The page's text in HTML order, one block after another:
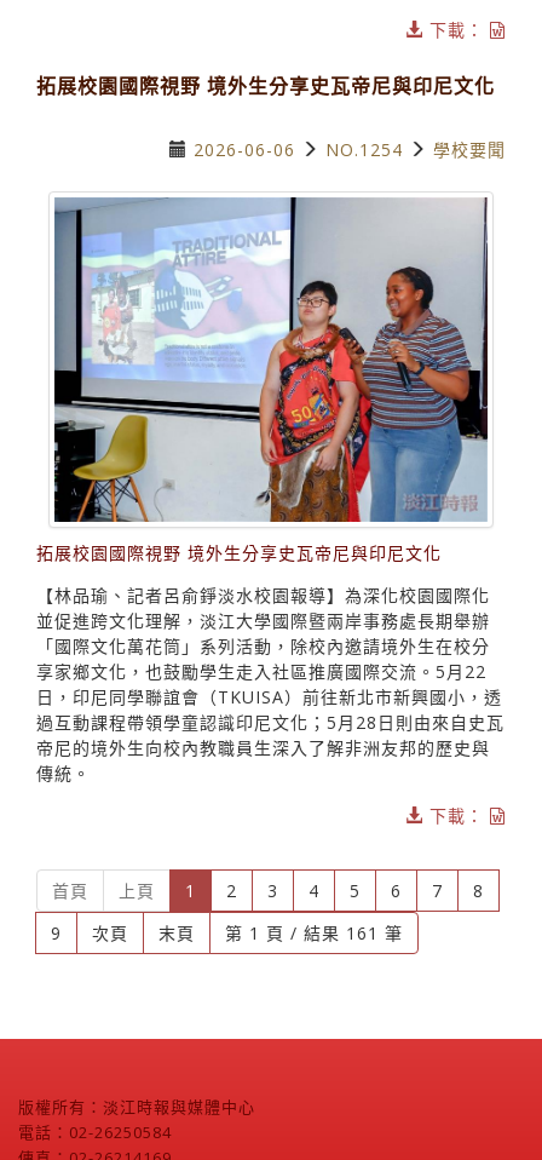
下載：
拓展校園國際視野 境外生分享史瓦帝尼與印尼文化
2026-06-06 NO.1254 學校要聞
拓展校園國際視野 境外生分享史瓦帝尼與印尼文化
【林品瑜、記者呂俞錚淡水校園報導】為深化校園國際化
並促進跨文化理解，淡江大學國際暨兩岸事務處長期舉辦
「國際文化萬花筒」系列活動，除校內邀請境外生在校分
享家鄉文化，也鼓勵學生走入社區推廣國際交流。5月22
日，印尼同學聯誼會（TKUISA）前往新北市新興國小，透
過互動課程帶領學童認識印尼文化；5月28日則由來自史瓦
帝尼的境外生向校內教職員生深入了解非洲友邦的歷史與
傳統。
下載：
首頁 上頁 1 (current)
2 3 4 5 6 7
8
9
次頁 末頁 第 1 頁 / 結果 161 筆
版權所有：淡江時報與媒體中心
電話：02-26250584